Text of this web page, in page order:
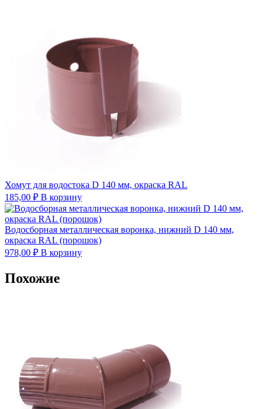
Хомут для водостока D 140 мм, окраска RAL
185,00 ₽ В корзину
Водосборная металлическая воронка, нижний D 140 мм,
окраска RAL (порошок)
978,00 ₽ В корзину
Похожие